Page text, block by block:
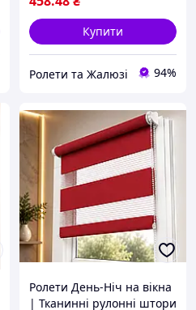
Купити
Ролети та Жалюзі 94%
Ролети День-Ніч на вікна
| Тканинні рулонні штори